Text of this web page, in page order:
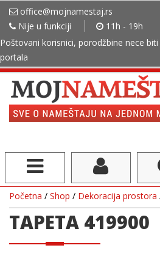
office@mojnamestaj.rs
Nije u funkciji
11h - 19h
Poštovani korisnici, porodžbine nece
portala
Početna / Shop / Dekoracija prostora
TAPETA 419900